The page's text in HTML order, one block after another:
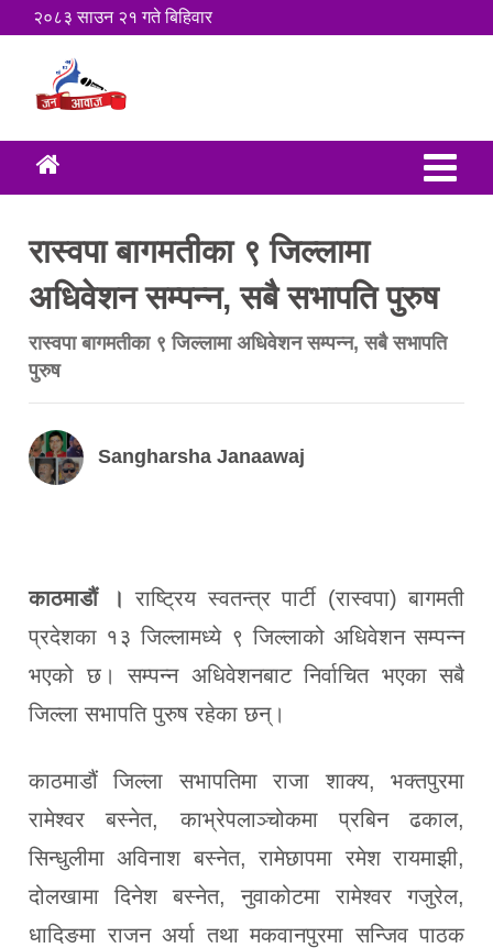
२०८३ साउन २१ गते बिहिवार
रास्वपा बागमतीका ९ जिल्लामा
अधिवेशन सम्पन्न, सबै सभापति पुरुष
रास्वपा बागमतीका ९ जिल्लामा अधिवेशन सम्पन्न, सबै सभापति
पुरुष
Sangharsha Janaawaj
काठमाडौं । राष्ट्रिय स्वतन्त्र पार्टी (रास्वपा) बागमती
प्रदेशका १३ जिल्लामध्ये ९ जिल्लाको अधिवेशन सम्पन्न
भएको छ। सम्पन्न अधिवेशनबाट निर्वाचित भएका सबै
जिल्ला सभापति पुरुष रहेका छन्।
काठमाडौं जिल्ला सभापतिमा राजा शाक्य, भक्तपुरमा
रामेश्वर बस्नेत, काभ्रेपलाञ्चोकमा प्रबिन ढकाल,
सिन्धुलीमा अविनाश बस्नेत, रामेछापमा रमेश रायमाझी,
दोलखामा दिनेश बस्नेत, नुवाकोटमा रामेश्वर गजुरेल,
धादिङमा राजन अर्या तथा मकवानपुरमा सन्जिव पाठक